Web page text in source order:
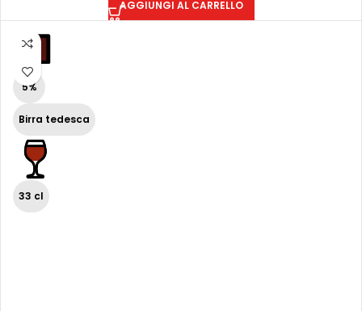
AGGIUNGI AL CARRELLO
5%
Birra tedesca
33 cl